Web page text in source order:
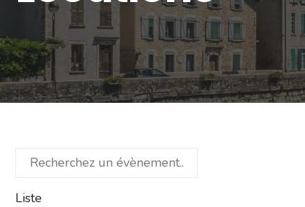
Recherchez
évènement...
Liste